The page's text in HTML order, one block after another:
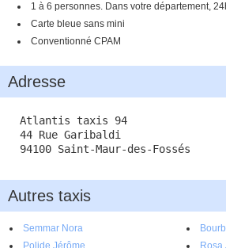
1 à 6 personnes. Dans votre département,
paiements acceptés
Carte bleue sans mini
Conventionné CPAM
Adresse
Atlantis taxis 94
44 Rue Garibaldi
94100 Saint-Maur-des-Fossés
Autres taxis
Semmar Nora
Polide Jérôme
Rosa